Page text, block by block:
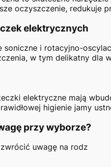
oczyszczenie,
elektrycznych
soniczne i rotacyjno-
w tym delikatny dla
elektryczne mają
higienie jamy
przy wyborze?
uwagę na rodz